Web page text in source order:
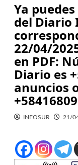
Ya
del Diario
22/04/
en PDF:
Diario es
anuncios
INFOSUR 21/